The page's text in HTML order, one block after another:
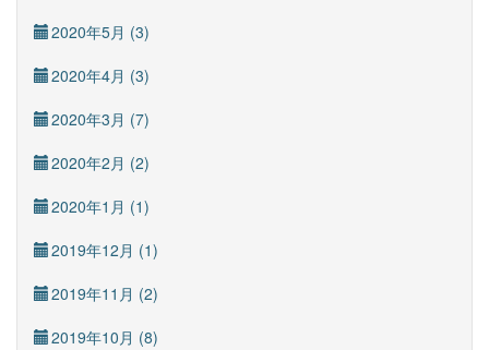
2020年5月 (3)
2020年4月 (3)
2020年3月 (7)
2020年2月 (2)
2020年1月 (1)
2019年12月 (1)
2019年11月 (2)
2019年10月 (8)